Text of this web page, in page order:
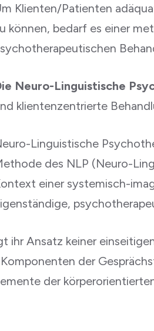
Klienten/Patienten
können, bedarf es einer
Neuro-Linguistische
klientenzentrierte
Linguistische
des NLP (Neuro-
einer systemisch-
ihr Ansatz keiner
der
der